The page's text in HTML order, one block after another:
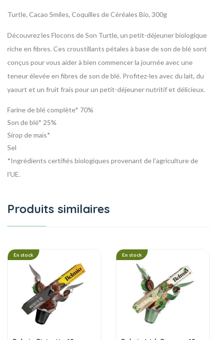
Turtle, Cacao Smiles, Coquilles de Céréales Bio, 300g
Découvrez les Flocons de Son Turtle, un petit-déjeuner biologique
riche en fibres. Ces croustillants pétales à base de son de blé sont
conçus pour vous aider à bien commencer la journée avec une
teneur élevée en fibres de son de blé. Profitez-les avec du lait, du
yaourt et un fruit frais pour un petit-déjeuner nutritif et délicieux.
Farine de blé complète* 70%
Son de blé* 25%
Sirop de maïs*
Sel
*Ingrédients certifiés biologiques provenant de l’agriculture de
l’UE.
Produits similaires
En stock En stock